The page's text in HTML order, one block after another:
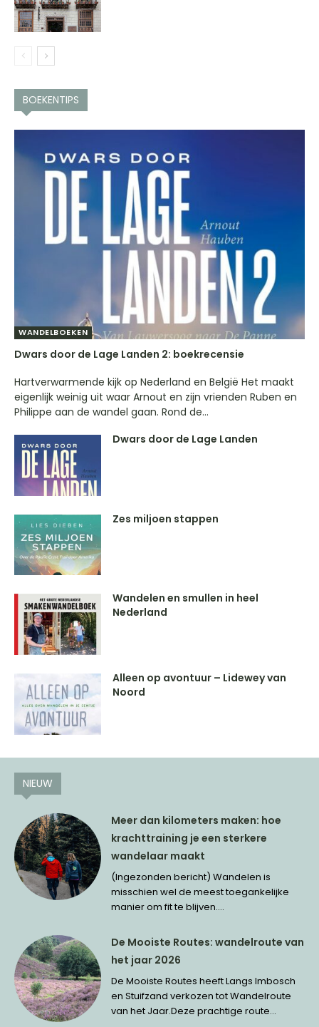
BOEKENTIPS
WANDELBOEKEN
Dwars door de Lage Landen 2: boekrecensie
Hartverwarmende kijk op Nederland en België Het maakt
eigenlijk weinig uit waar Arnout en zijn vrienden Ruben en
Philippe aan de wandel gaan. Rond de...
Dwars door de Lage Landen
Zes miljoen stappen
Wandelen en smullen in heel
Nederland
Alleen op avontuur – Lidewey van
Noord
NIEUW
Meer dan kilometers maken: hoe
krachttraining je een sterkere
wandelaar maakt
(Ingezonden bericht) Wandelen is
misschien wel de meest toegankelijke
manier om fit te blijven....
De Mooiste Routes: wandelroute van
het jaar 2026
De Mooiste Routes heeft Langs Imbosch
en Stuifzand verkozen tot Wandelroute
van het Jaar.Deze prachtige route...